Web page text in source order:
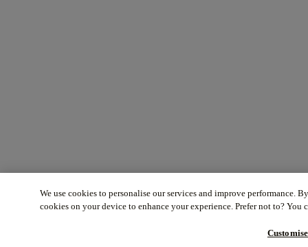
We use cookies to personalise our services and improve performance.
cookies on your device to enhance your experience. Prefer not to? You
Customise